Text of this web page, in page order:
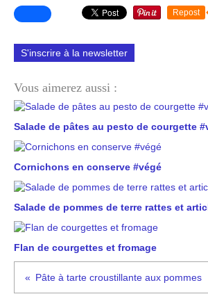
Repost
S'inscrire à la newsletter
Vous aimerez aussi :
Salade de pâtes au pesto de courgette
Cornichons en conserve #végé
Salade de pommes de terre rattes et
Flan de courgettes et fromage
Pâte à tarte croustillante aux pommes